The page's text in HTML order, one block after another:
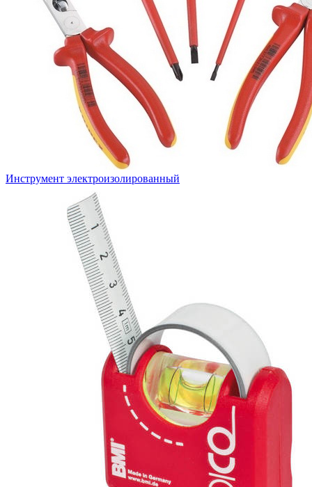
Инструмент электроизолированный